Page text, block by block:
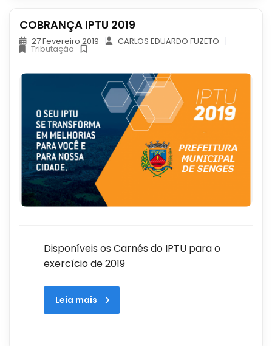
COBRANÇA IPTU 2019
27 Fevereiro 2019 CARLOS EDUARDO FUZETO
Tributação
Disponíveis os Carnês do IPTU para o
exercício de 2019
Leia mais